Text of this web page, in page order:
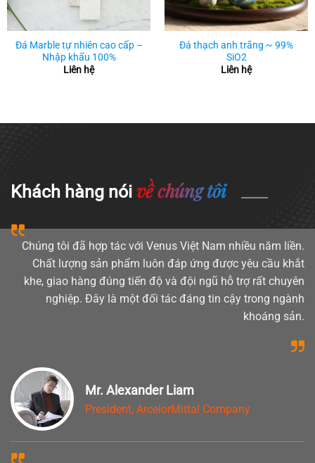
Đá Marble tự nhiên cao cấp –
Nhập khẩu 100%
Liên hệ
Đá thạch anh trắng ~ 99%
SiO2
Liên hệ
Khách hàng nói về chúng tôi
Chúng tôi đã hợp tác với Venus Việt Nam nhiều năm liền.
Chất lượng sản phẩm luôn đáp ứng được yêu cầu khắt
khe, giao hàng đúng tiến độ và đội ngũ hỗ trợ rất chuyên
nghiệp. Đây là một đối tác đáng tin cậy trong ngành
khoáng sản.
Mr. Alexander Liam
President, ArcelorMittal Company